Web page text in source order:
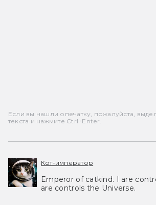
Если вы нашли опечатку, пожалуйста,
текста и нажмите Ctrl+Enter.
Кот-император
Emperor of catkind. I are
are controls the Universe.